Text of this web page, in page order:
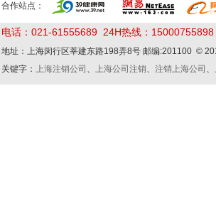
合作站点：
电话：021-61555689 24H热线：15000755898
地址：上海闵行区莘建东路198弄8号 邮编:201100 ©
关键字： 上海注销公司 、 上海公司注销、 注销上海公司 、